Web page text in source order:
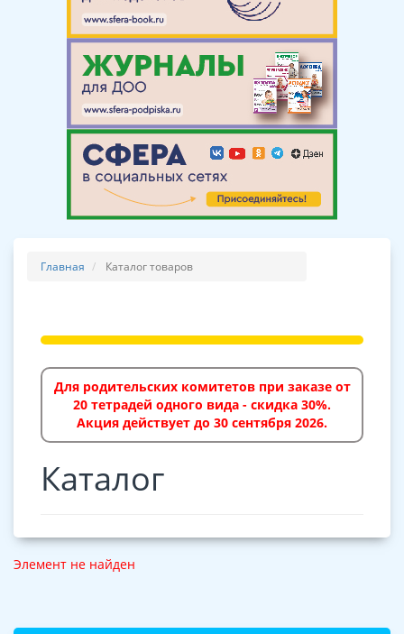
Главная Каталог товаров
Для родительских комитетов при заказе от
20 тетрадей одного вида - скидка 30%.
Акция действует до 30 сентября 2026.
Каталог
Элемент не найден